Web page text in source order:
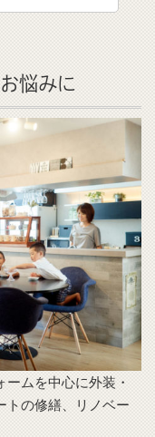
悩みに
ムを中心に外装・
トの修繕、リノベー